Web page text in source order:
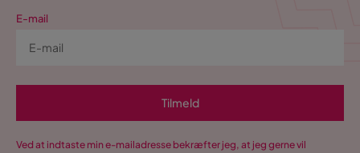
E-mail
Tilmeld
Ved at indtaste min e-mailadresse bekræfter jeg, at jeg gerne vil